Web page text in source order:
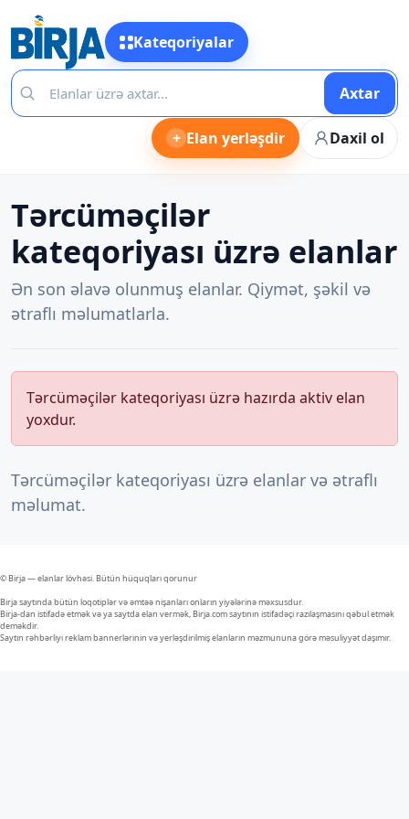
Kateqoriyalar
Axtar
+ Elan yerləşdir Daxil ol
Tərcüməçilər
kateqoriyası üzrə elanlar
Ən son əlavə olunmuş elanlar. Qiymət, şəkil və
ətraflı məlumatlarla.
Tərcüməçilər kateqoriyası üzrə hazırda aktiv elan
yoxdur.
Tərcüməçilər kateqoriyası üzrə elanlar və ətraflı
məlumat.
© Birja — elanlar lövhəsi. Bütün hüquqları qorunur
Birja saytında bütün loqotiplər və əmtəə nişanları onların yiyələrinə məxsusdur.
Birja-dan istifadə etmək və ya saytda elan vermək, Birja.com saytının istifadəçi razılaşmasını qəbul etmək
deməkdir.
Saytın rəhbərliyi reklam bannerlərinin və yerləşdirilmiş elanların məzmununa görə məsuliyyət daşımır.